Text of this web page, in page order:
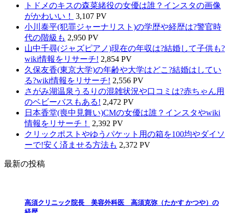
トドメのキスの森菜緒役の女優は誰？インスタの画像
がかわいい！
3,107 PV
小川泰平(犯罪ジャーナリスト)の学歴や経歴は?警官時
代の階級も 2,950 PV
山中千尋(ジャズピアノ)現在の年収は?結婚して子供も?
wiki情報をリサーチ! 2,854 PV
久保友香(東京大学)の年齢や大学はどこ?結婚はしてい
る?wiki情報をリサーチ! 2,556 PV
さがみ湖温泉うるりの混雑状況や口コミは?赤ちゃん用
のベビーバスもある! 2,472 PV
日本香堂(喪中見舞い)CMの女優は誰？インスタやwiki
情報をリサーチ！
2,392 PV
クリックポストやゆうパケット用の箱を100均やダイソ
ーで!安く済ませる方法も 2,372 PV
最新の投稿
高須クリニック院長 美容外科医 高須克弥（たかす かつや）の